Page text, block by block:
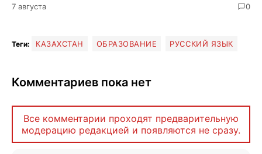
7 августа 0
Теги: КАЗАХСТАН ОБРАЗОВАНИЕ РУССКИЙ ЯЗЫК
Комментариев пока нет
Все комментарии проходят предварительную
модерацию редакцией и появляются не сразу.